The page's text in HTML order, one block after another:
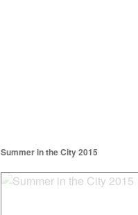
Summer in the City 2015